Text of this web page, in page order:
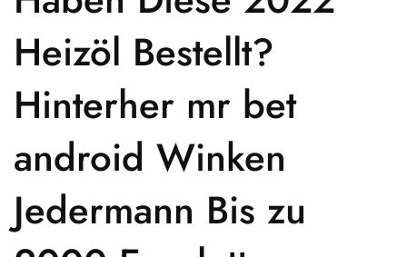
Heizöl Bestellt?
Hinterher mr bet
android Winken
Jedermann Bis zu